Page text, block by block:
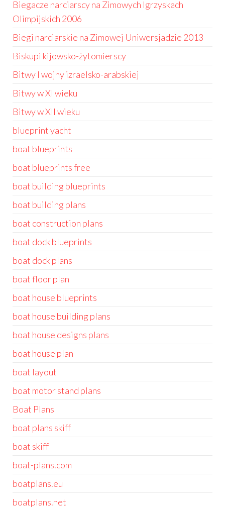
Biegacze narciarscy na Zimowych Igrzyskach
Olimpijskich 2006
Biegi narciarskie na Zimowej Uniwersjadzie 2013
Biskupi kijowsko-żytomierscy
Bitwy I wojny izraelsko-arabskiej
Bitwy w XI wieku
Bitwy w XII wieku
blueprint yacht
boat blueprints
boat blueprints free
boat building blueprints
boat building plans
boat construction plans
boat dock blueprints
boat dock plans
boat floor plan
boat house blueprints
boat house building plans
boat house designs plans
boat house plan
boat layout
boat motor stand plans
Boat Plans
boat plans skiff
boat skiff
boat-plans.com
boatplans.eu
boatplans.net